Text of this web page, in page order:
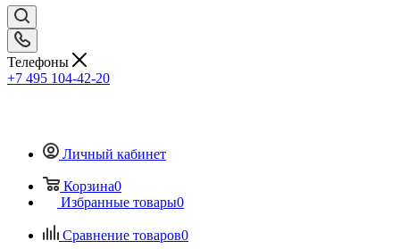
Телефоны
+7 495 104-42-20
Личный кабинет
Корзина0
Избранные товары0
Сравнение товаров0